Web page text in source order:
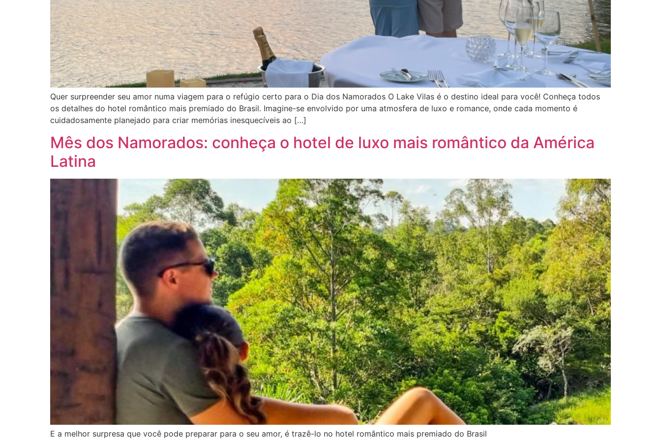
Quer surpreender seu amor numa viagem para o refúgio certo para o Dia dos Namorados O Lake Vilas é o destino ideal para você! Conheça todos
os detalhes do hotel romântico mais premiado do Brasil. Imagine-se envolvido por uma atmosfera de luxo e romance, onde cada momento é
cuidadosamente planejado para criar memórias inesquecíveis ao […]
Mês dos Namorados: conheça o hotel de luxo mais romântico da América
Latina
E a melhor surpresa que você pode preparar para o seu amor, é trazê-lo no hotel romântico mais premiado do Brasil